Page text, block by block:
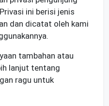
ini berisi jenis
dan dicatat oleh kami
tambahan atau
lanjut tentang
ragu untuk